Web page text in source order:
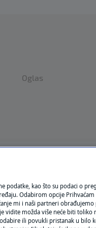
Oglas
podatke, kao što su podaci o
Odabirom opcije
mi i naši partneri obrađujemo
vidite možda više neće biti toliko
ili povukli pristanak u bilo